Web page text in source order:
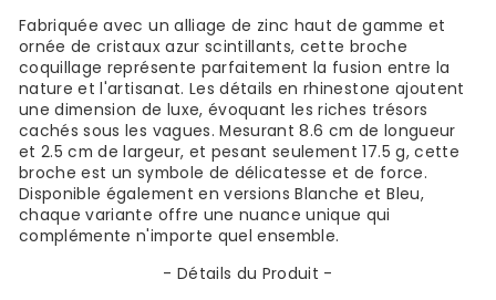
Fabriquée avec un alliage de zinc haut de gamme et
ornée de cristaux azur scintillants, cette broche
coquillage représente parfaitement la fusion entre la
nature et l'artisanat. Les détails en rhinestone ajoutent
une dimension de luxe, évoquant les riches trésors
cachés sous les vagues. Mesurant 8.6 cm de longueur
et 2.5 cm de largeur, et pesant seulement 17.5 g, cette
broche est un symbole de délicatesse et de force.
Disponible également en versions Blanche et Bleu,
chaque variante offre une nuance unique qui
complémente n'importe quel ensemble.
- Détails du Produit -